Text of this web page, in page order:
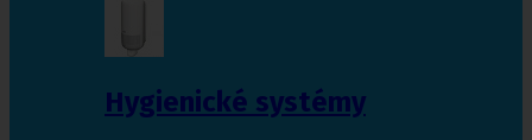
Hygienické systémy